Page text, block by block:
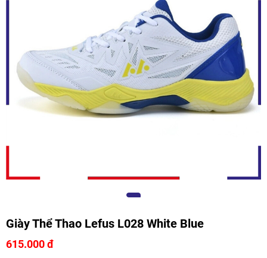
Giày Thể Thao Lefus L028 White Blue
615.000 đ